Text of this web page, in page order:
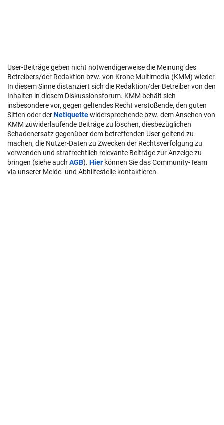
User-Beiträge geben nicht notwendigerweise die Meinung des
Betreibers/der Redaktion bzw. von Krone Multimedia (KMM) wieder.
In diesem Sinne distanziert sich die Redaktion/der Betreiber von den
Inhalten in diesem Diskussionsforum. KMM behält sich
insbesondere vor, gegen geltendes Recht verstoßende, den guten
Sitten oder derNetiquettewidersprechende bzw. dem Ansehen von
KMM zuwiderlaufende Beiträge zu löschen, diesbezüglichen
Schadenersatz gegenüber dem betreffenden User geltend zu
machen, die Nutzer-Daten zu Zwecken der Rechtsverfolgung zu
verwenden und strafrechtlich relevante Beiträge zur Anzeige zu
bringen (siehe auch AGB). Hier können Sie das Community-Team
via unserer Melde- und Abhilfestelle kontaktieren.